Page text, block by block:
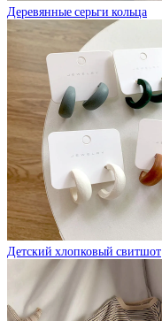
Деревянные серьги кольца
Детский хлопковый свитшот